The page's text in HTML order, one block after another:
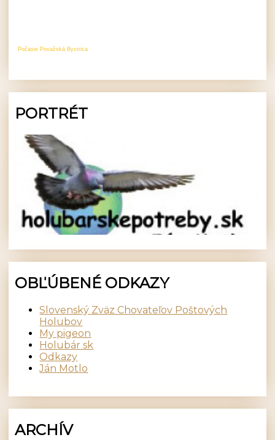
Počasie Považská Bystrica
PORTRÉT
OBĽÚBENÉ ODKAZY
Slovenský Zväz Chovateľov Poštových
Holubov
My pigeon
Holubár sk
Odkazy
Ján Motlo
ARCHÍV